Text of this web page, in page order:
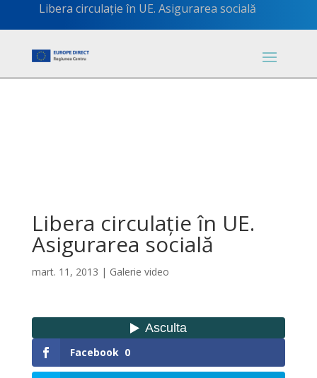
Libera circulație în UE. Asigurarea socială
Libera circulație în UE.
Asigurarea socială
mart. 11, 2013 | Galerie video
Facebook 0